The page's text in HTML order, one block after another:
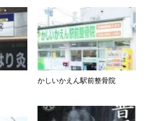
かしいかえん駅前整骨院